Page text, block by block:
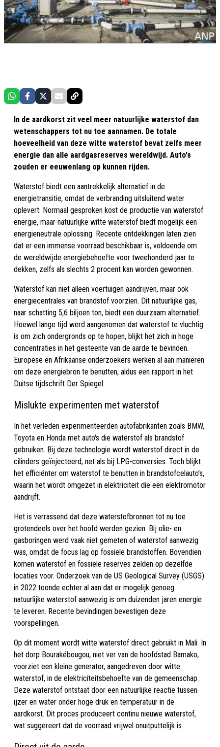
In de aardkorst zit veel meer natuurlijke waterstof dan
wetenschappers tot nu toe aannamen. De totale
hoeveelheid van deze witte waterstof bevat zelfs meer
energie dan alle aardgasreserves wereldwijd. Auto's
zouden er eeuwenlang op kunnen rijden.
Waterstof biedt een aantrekkelijk alternatief in de
energietransitie, omdat de verbranding uitsluitend water
oplevert. Normaal gesproken kost de productie van waterstof
energie, maar natuurlijke witte waterstof biedt mogelijk een
energieneutrale oplossing. Recente ontdekkingen laten zien
dat er een immense voorraad beschikbaar is, voldoende om
de wereldwijde energiebehoefte voor tweehonderd jaar te
dekken, zelfs als slechts 2 procent kan worden gewonnen.
Waterstof kan niet alleen voertuigen aandrijven, maar ook
energiecentrales van brandstof voorzien. Dit natuurlijke gas,
naar schatting 5,6 biljoen ton, biedt een duurzaam alternatief.
Hoewel lange tijd werd aangenomen dat waterstof te vluchtig
is om zich ondergronds op te hopen, blijkt het zich in hoge
concentraties in het gesteente van de aarde te bevinden.
Europese en Afrikaanse onderzoekers werken al aan manieren
om deze energiebron te benutten, aldus een rapport in het
Duitse tijdschrift Der Spiegel.
Mislukte experimenten met waterstof
In het verleden experimenteerden autofabrikanten zoals BMW,
Toyota en Honda met auto's die waterstof als brandstof
gebruiken. Bij deze technologie wordt waterstof direct in de
cilinders geïnjecteerd, net als bij LPG-conversies. Toch blijkt
het efficiënter om waterstof te benutten in brandstofcelauto’s,
waarin het wordt omgezet in elektriciteit die een elektromotor
aandrijft.
Het is verrassend dat deze waterstofbronnen tot nu toe
grotendeels over het hoofd werden gezien. Bij olie- en
gasboringen werd vaak niet gemeten of waterstof aanwezig
was, omdat de focus lag op fossiele brandstoffen. Bovendien
komen waterstof en fossiele reserves zelden op dezelfde
locaties voor. Onderzoek van de US Geological Survey (USGS)
in 2022 toonde echter al aan dat er mogelijk genoeg
natuurlijke waterstof aanwezig is om duizenden jaren energie
te leveren. Recente bevindingen bevestigen deze
voorspellingen.
Op dit moment wordt witte waterstof direct gebruikt in Mali. In
het dorp Bourakébougou, niet ver van de hoofdstad Bamako,
voorziet een kleine generator, aangedreven door witte
waterstof, in de elektriciteitsbehoefte van de gemeenschap.
Deze waterstof ontstaat door een natuurlijke reactie tussen
ijzer en water onder hoge druk en temperatuur in de
aardkorst. Dit proces produceert continu nieuwe waterstof,
wat suggereert dat de voorraad vrijwel onuitputtelijk is.